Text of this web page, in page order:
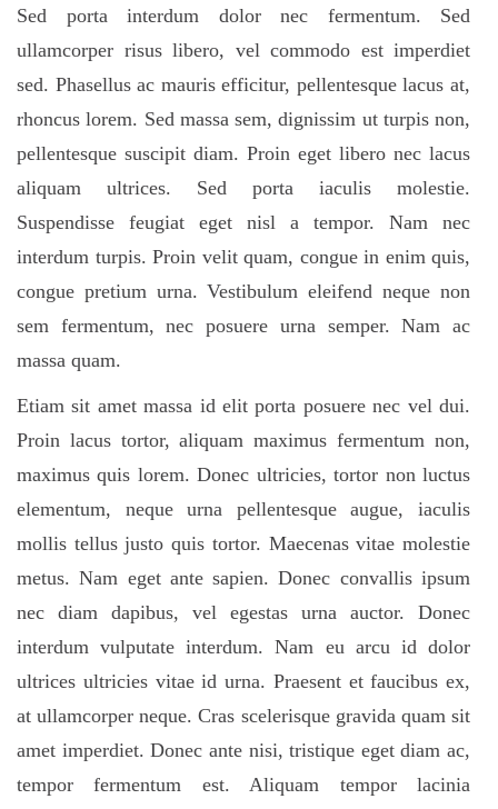
Sed porta interdum dolor nec fermentum. Sed
ullamcorper risus libero, vel commodo est imperdiet
sed. Phasellus ac mauris efficitur, pellentesque lacus at,
rhoncus lorem. Sed massa sem, dignissim ut turpis non,
pellentesque suscipit diam. Proin eget libero nec lacus
aliquam ultrices. Sed porta iaculis molestie.
Suspendisse feugiat eget nisl a tempor. Nam nec
interdum turpis. Proin velit quam, congue in enim quis,
congue pretium urna. Vestibulum eleifend neque non
sem fermentum, nec posuere urna semper. Nam ac
massa quam.
Etiam sit amet massa id elit porta posuere nec vel dui.
Proin lacus tortor, aliquam maximus fermentum non,
maximus quis lorem. Donec ultricies, tortor non luctus
elementum, neque urna pellentesque augue, iaculis
mollis tellus justo quis tortor. Maecenas vitae molestie
metus. Nam eget ante sapien. Donec convallis ipsum
nec diam dapibus, vel egestas urna auctor. Donec
interdum vulputate interdum. Nam eu arcu id dolor
ultrices ultricies vitae id urna. Praesent et faucibus ex,
at ullamcorper neque. Cras scelerisque gravida quam sit
amet imperdiet. Donec ante nisi, tristique eget diam ac,
tempor fermentum est. Aliquam tempor lacinia